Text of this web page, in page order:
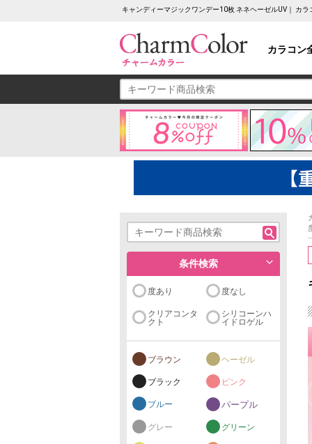
キャンディーマジックワンデー10枚 ネネヘーゼルUV｜ カ
カラコン
条件検索
度あり 度なし
クリアコンタ
クト
シリコーンハ
イドロゲル
ブラウン ヘーゼル
ブラック ピンク
ブルー パープル
グレー グリーン